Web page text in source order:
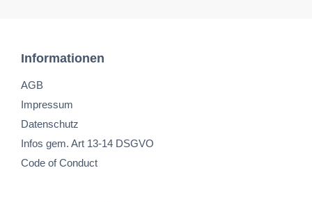
Informationen
AGB
Impressum
Datenschutz
Infos gem. Art 13-14 DSGVO
Code of Conduct